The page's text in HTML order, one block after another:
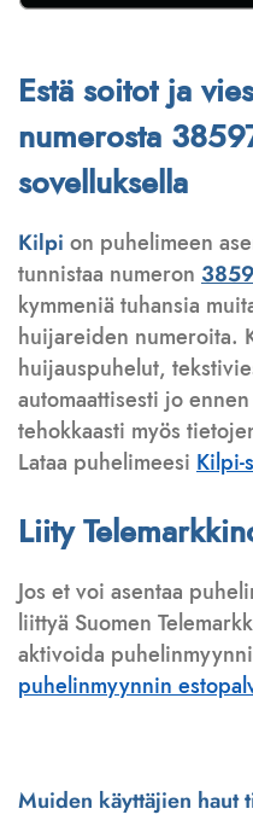
Estä soitot ja
numerosta
sovelluksella
Kilpi on puhelimeen
tunnistaa numeron
kymmeniä tuhansia
huijareiden numeroita.
huijauspuhelut,
automaattisesti jo
tehokkaasti myös
Lataa puhelimeesi Kilpi-
Liity
Jos et voi asentaa
liittyä Suomen
aktivoida
puhelinmyynnin
Muiden käyttäjien haut